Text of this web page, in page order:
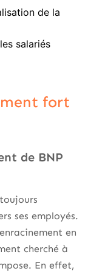
de la
salariés
fort
de BNP
ses employés.
en
cherché à
En effet,